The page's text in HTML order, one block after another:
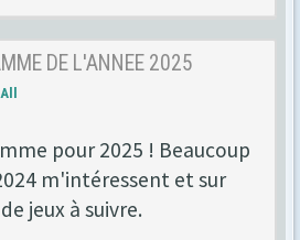
DE L'ANNEE 2025
pour 2025 ! Beaucoup
m'intéressent et sur
jeux à suivre.